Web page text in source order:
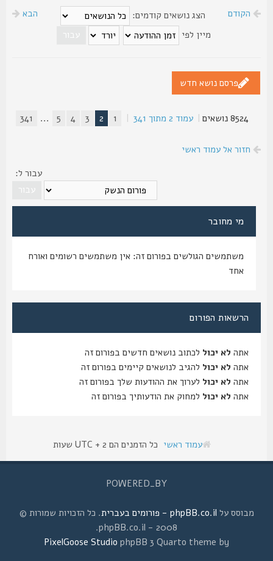
הקודם
הצג נושאים קודמים:
מיין לפי
פרסם נושא חדש
| עמוד2מתוך341
|
1
5
...
341
חזור אל עמוד ראשי
עבור ל:
מי מחובר
משתמשים הגולשים בפורום זה: אין משתמשים רשומים ואורח
הרשאות הפורום
לא יכול לכתוב נושאים חדשים בפורום זה
לא יכול להגיב לנושאים קיימים בפורום זה
לא יכול לערוך את ההודעות שלך בפורום זה
לא יכול למחוק את הודעותיך בפורום זה
עמוד ראשי כל הזמנים הם UTC + 2 שעות
POWERED_BY
מבוסס עלphpBB.co.il - פורומים בעברית
. כל הזכויות שמורות ©
2008 - phpBB.co.il.
phpBB 3 Quarto theme by
PixelGoose Studio